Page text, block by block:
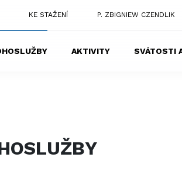
KE STAŽENÍ P. ZBIGNIEW CZENDLIK
AKTIVITY SVÁTOSTI